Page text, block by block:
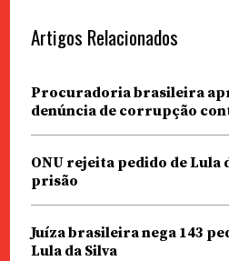
Artigos Relacionados
Procuradoria brasileira
denúncia de corrupção
ONU rejeita pedido de Lula
prisão
Juíza brasileira nega 143
Lula da Silva